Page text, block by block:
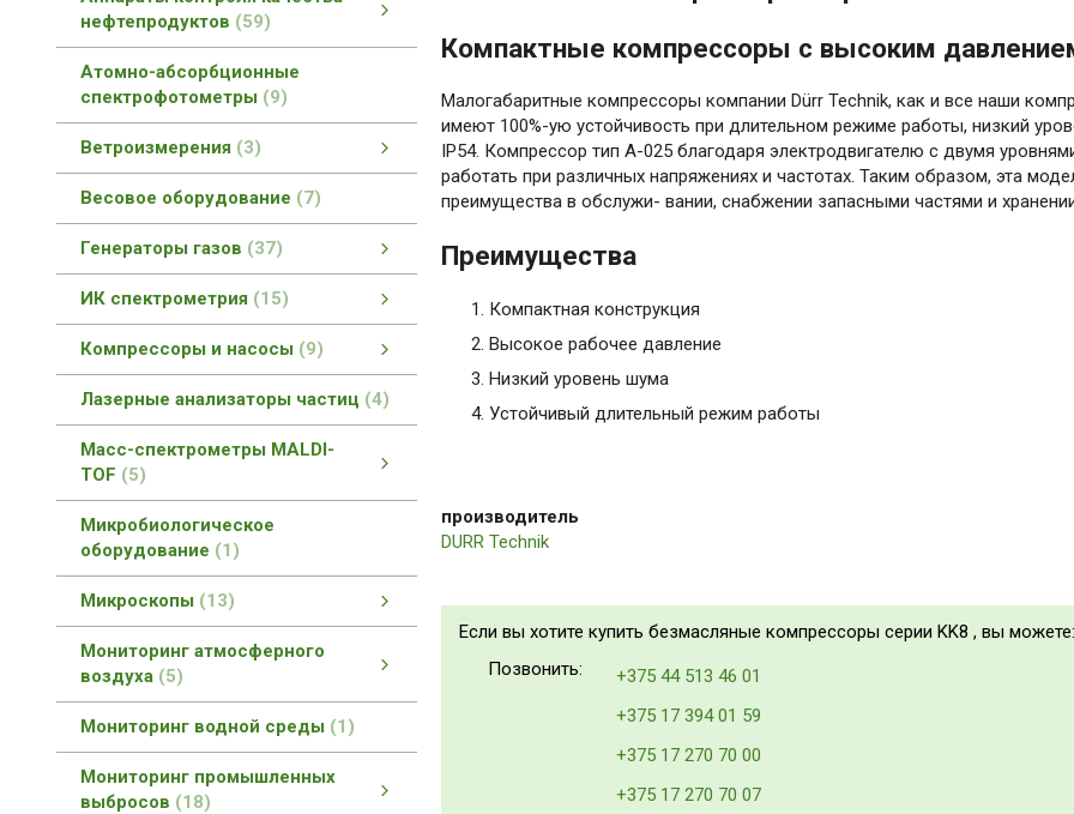
нефтепродуктов
59
Атомно-абсорбционные
спектрофотометры
9
Ветроизмерения 3
Весовое оборудование 7
Генераторы газов 37
ИК спектрометрия 15
Компрессоры и насосы 9
Лазерные анализаторы частиц 4
Масс-спектрометры MALDI-
TOF
5
Микробиологическое
оборудование
1
Микроскопы 13
Мониторинг атмосферного
воздуха
5
Мониторинг водной среды 1
Мониторинг промышленных
выбросов
18
Компактные компрессоры с высоким
Малогабаритные компрессоры компании Dürr Technik, как и все наши
имеют 100%-ую устойчивость при длительном режиме работы, низкий
IP54. Компрессор тип A-025 благодаря электродвигателю с двумя
работать при различных напряжениях и частотах. Таким образом, эта
преимущества в обслужи- вании, снабжении запасными частями и
Преимущества
Компактная конструкция
Высокое рабочее давление
Низкий уровень шума
Устойчивый длительный режим работы
производитель
DURR Technik
Если вы хотите купить безмасляные компрессоры серии KK8 , вы
Позвонить:
+375 44 513 46 01
+375 17 394 01 59
+375 17 270 70 00
+375 17 270 70 07